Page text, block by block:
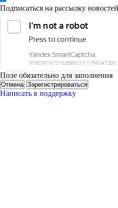
Подписаться на рассылку
Поле обязательно для заполнения
Отмена Зарегистрироваться
Написать в поддержку